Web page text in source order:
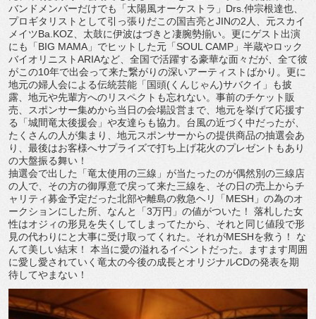
バンドメンバーだけでも「太陽風オーケストラ」Drs.仲宗根達也、
プロギタリストとして引っ張りだこの国吉亮とJINの2人、元スカイ
メイツBa.KOZ、太鼓に伊波はづきと凄腕勢揃い。更にゲスト出演
にも「BIG MAMA」でヒットした元「SOUL CAMP」半蔵やロック
バイオリニストARIAなど、全国で活躍する豪華な面々だが、全て彼
がこの10年で出会って来た繋がりの深いアーティストばかり。更に
地元の婦人会による伝統芸能「国頭(くんじゃん)サバクイ」も披
露、地元や先輩方へのリスペクトも忘れない。事前のチケット販
売、スポンサー集めから当日の会場設営まで、地元を挙げて応援す
る「城間竜太後援会」や友達らも協力。台風の近づく中だったが、
たくさんの人が集まり、地元スポンサーからの提供商品の抽選会あ
り、最後はお客様へサプライズで打ち上げ花火のプレゼントもあり
の大盤振る舞い！
抽選会で出した「竜太使用の三線」が当たったのが偶然別の三線店
の人で、その方の御厚意で戻って来た三線を、その日の売上からチ
ャリティ募金予定だった北部や離島の救急ヘリ「MESH」の為のオ
ークションにした所、なんと「3万円」の値がついた！ 落札した女
性はオジィの形見を失くしてしまってたから、それと同じ値段で形
見の代わりにと大事に受け取ってくれた。それがMESHを救う！ な
んて美しい結末！ 本当に愛の溢れるイベントだった。ますます周囲
に愛し愛されていく竜太の今後の成長とオリジナルCDの発表を期
待してやまない！